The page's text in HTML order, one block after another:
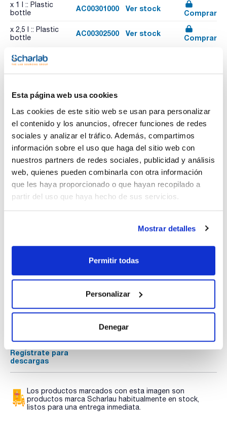
Esta página web usa cookies
Las cookies de este sitio web se usan para personalizar
el contenido y los anuncios, ofrecer funciones de redes
sociales y analizar el tráfico. Además, compartimos
información sobre el uso que haga del sitio web con
nuestros partners de redes sociales, publicidad y análisis
web, quienes pueden combinarla con otra información
que les haya proporcionado o que hayan recopilado a
partir del uso que haya hecho de sus servicios.
Mostrar detalles
Permitir todas
Personalizar
Denegar
x 1 l :: Plastic
bottle
AC00301000 Ver stock
Comprar
x 2,5 l :: Plastic
bottle
AC00302500 Ver stock
Comprar
Recursos relacionados
Publicación
Características
Documentación técnica
descargas
Regístrate para
descargas
Los productos marcados con esta imagen son
productos marca Scharlau habitualmente en stock,
listos para una entrega inmediata.